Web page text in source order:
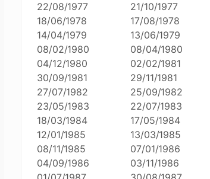
22/08/1977
21/10/1977
18/06/1978
17/08/1978
14/04/1979
13/06/1979
08/02/1980
08/04/1980
04/12/1980
02/02/1981
30/09/1981
29/11/1981
27/07/1982
25/09/1982
23/05/1983
22/07/1983
18/03/1984
17/05/1984
12/01/1985
13/03/1985
08/11/1985
07/01/1986
04/09/1986
03/11/1986